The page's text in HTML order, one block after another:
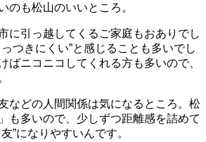
のも松山のいいところ。
に引っ越してくるご家庭もおありでし
つきにくい”と感じることも多いでし
ばニコニコしてくれる方も多いので、
などの人間関係は気になるところ。松
も多いので、少しずつ距離感を詰めて
”になりやすいんです。